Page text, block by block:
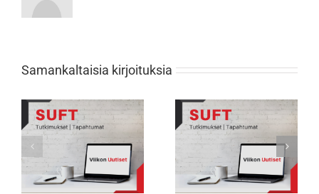
Samankaltaisia kirjoituksia
Viikon Uutiset 232: Tarkkana selän
rasitusmurtumien kanssa
Viikon Uutiset 231: Nuorten
urheilijoiden biologisessa
kehityksessä suuria eroja